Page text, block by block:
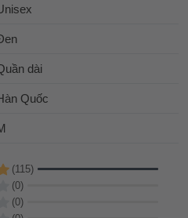
dài
Quốc
(115)
(0)
(0)